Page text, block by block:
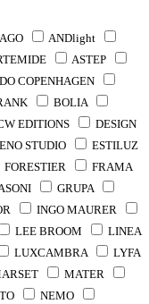
AGO
ANDlight
ASTEP
COPENHAGEN
BOLIA
EDITIONS
DESIGN
ENO STUDIO
ESTILUZ
FORESTIER
FRAMA
GRUPA
INGO MAURER
LEE BROOM
LINEA
LUXCAMBRA
LYFA
MATER
NEMO